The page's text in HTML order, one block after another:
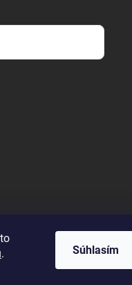
. Súhlasím